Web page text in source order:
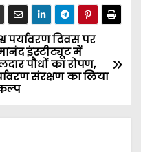
पर्यावरण दिवस पर
इंस्टीट्यूट में
पौधों का रोपण,
संरक्षण का लिया